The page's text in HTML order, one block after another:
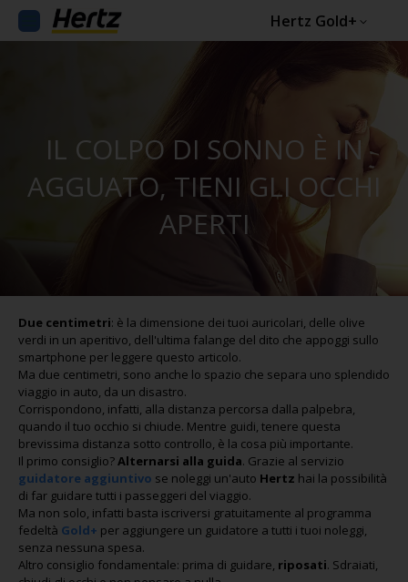
Hertz Gold+
IL COLPO DI SONNO È IN
AGGUATO, TIENI GLI OCCHI
APERTI
Due centimetri: è la dimensione dei tuoi auricolari, delle olive
verdi in un aperitivo, dell'ultima falange del dito che appoggi sullo
smartphone per leggere questo articolo.
Ma due centimetri, sono anche lo spazio che separa uno splendido
viaggio in auto, da un disastro.
Corrispondono, infatti, alla distanza percorsa dalla palpebra,
quando il tuo occhio si chiude. Mentre guidi, tenere questa
brevissima distanza sotto controllo, è la cosa più importante.
Il primo consiglio?Alternarsi alla guida. Grazie al servizio
guidatore aggiuntivo se noleggi un'auto Hertz hai la possibilità
di far guidare tutti i passeggeri del viaggio.
Ma non solo, infatti basta iscriversi gratuitamente al programma
fedeltà Gold+ per aggiungere un guidatore a tutti i tuoi noleggi,
senza nessuna spesa.
Altro consiglio fondamentale: prima di guidare, riposati. Sdraiati,